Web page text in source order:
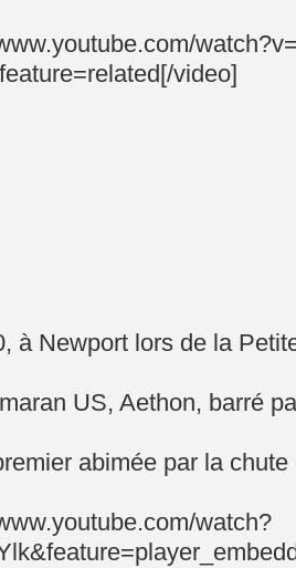
video]
à Newport lors de la
US, Aethon, barré
abimée par la chute
watch?